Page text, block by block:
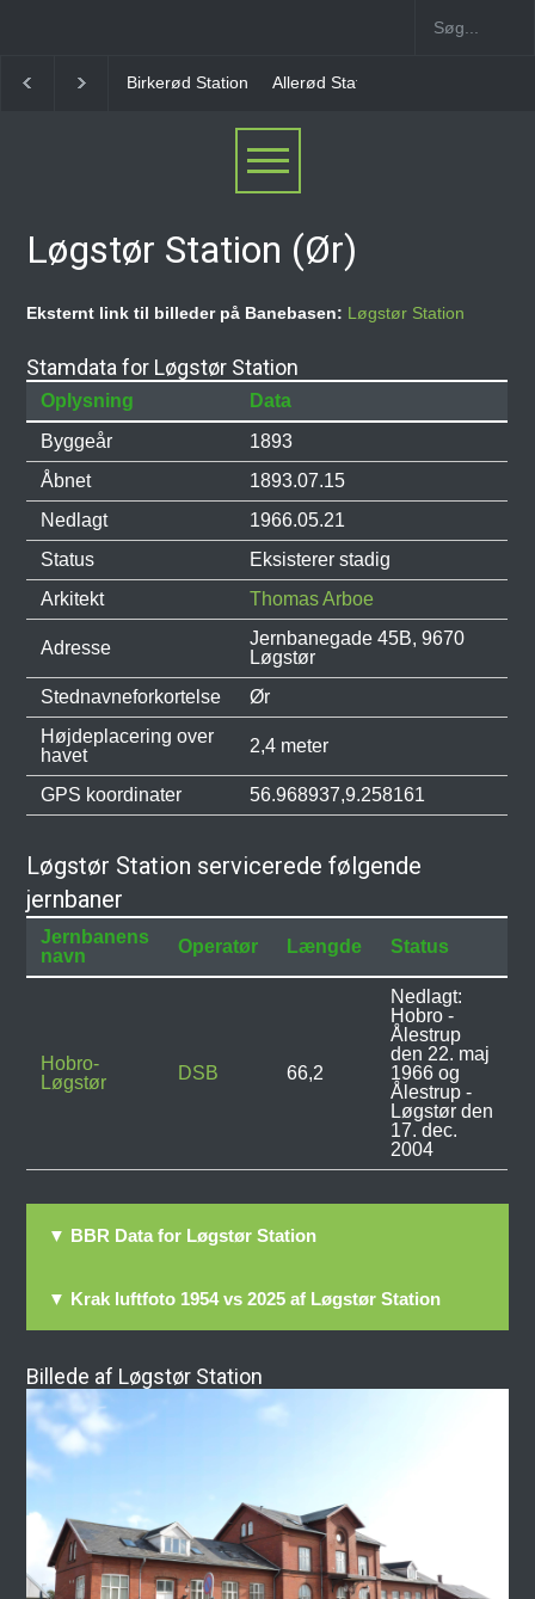
Allerød Station Favrholm Station
Løgstør Station (Ør)
Eksternt link til billeder på Banebasen: Løgstør Station
Stamdata for Løgstør Station
Oplysning
Data
Byggeår
1893
Åbnet
1893.07.15
Nedlagt
1966.05.21
Status
Eksisterer stadig
Arkitekt
Thomas Arboe
Adresse
Jernbanegade 45B, 9670
Løgstør
Stednavneforkortelse
Ør
Højdeplacering over
havet
2,4 meter
GPS koordinater 56.968937,9.258161
Løgstør Station servicerede følgende
jernbaner
Jernbanens
navn
Operatør Længde Status
Hobro-
Løgstør
DSB 66,2
Nedlagt:
Hobro -
Ålestrup
den 22. maj
1966 og
Ålestrup -
Løgstør den
17. dec.
2004
▼ BBR Data for Løgstør Station
▼ Krak luftfoto 1954 vs 2025 af Løgstør Station
Billede af Løgstør Station